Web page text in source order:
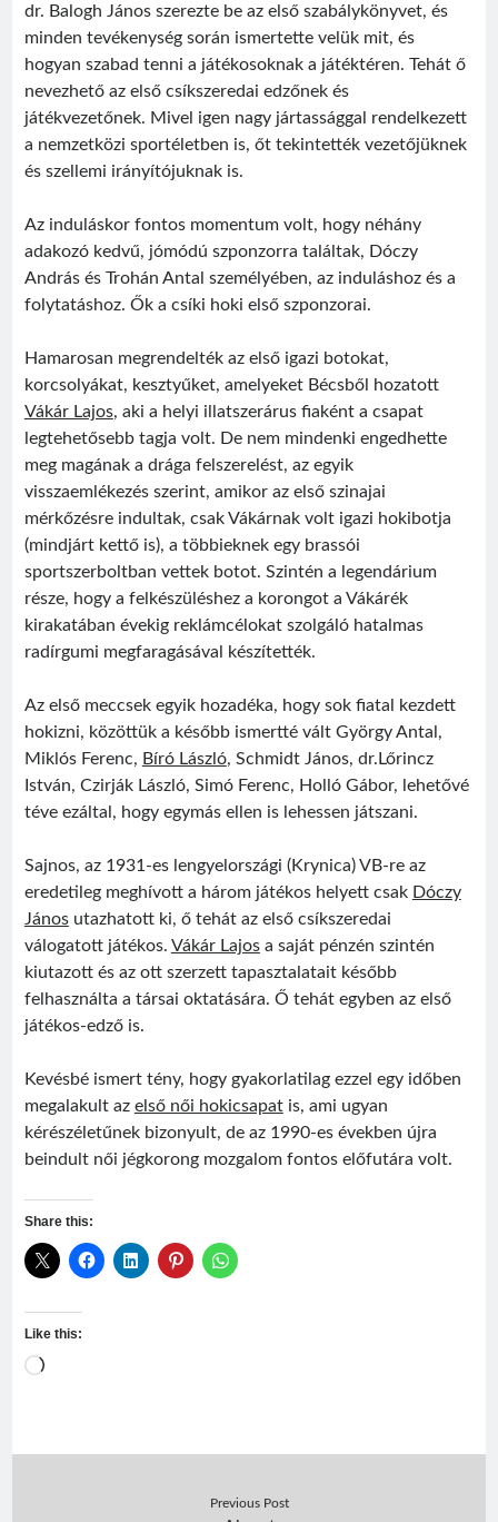
dr. Balogh János szerezte be az első szabálykönyvet, és
minden tevékenység során ismertette velük mit, és
hogyan szabad tenni a játékosoknak a játéktéren. Tehát ő
nevezhető az első csíkszeredai edzőnek és
játékvezetőnek. Mivel igen nagy jártassággal rendelkezett
a nemzetközi sportéletben is, őt tekintették vezetőjüknek
és szellemi irányítójuknak is.
Az induláskor fontos momentum volt, hogy néhány
adakozó kedvű, jómódú szponzorra találtak, Dóczy
András és Trohán Antal személyében, az induláshoz és a
folytatáshoz. Ők a csíki hoki első szponzorai.
Hamarosan megrendelték az első igazi botokat,
korcsolyákat, kesztyűket, amelyeket Bécsből hozatott
Vákár Lajos, aki a helyi illatszerárus fiaként a csapat
legtehetősebb tagja volt. De nem mindenki engedhette
meg magának a drága felszerelést, az egyik
visszaemlékezés szerint, amikor az első szinajai
mérkőzésre indultak, csak Vákárnak volt igazi hokibotja
(mindjárt kettő is), a többieknek egy brassói
sportszerboltban vettek botot. Szintén a legendárium
része, hogy a felkészüléshez a korongot a Vákárék
kirakatában évekig reklámcélokat szolgáló hatalmas
radírgumi megfaragásával készítették.
Az első meccsek egyik hozadéka, hogy sok fiatal kezdett
hokizni, közöttük a később ismertté vált György Antal,
Miklós Ferenc, Bíró László, Schmidt János, dr.Lőrincz
István, Czirják László, Simó Ferenc, Holló Gábor, lehetővé
téve ezáltal, hogy egymás ellen is lehessen játszani.
Sajnos, az 1931-es lengyelországi (Krynica) VB-re az
eredetileg meghívott a három játékos helyett csak Dóczy
Jánosutazhatott ki, ő tehát az első csíkszeredai
válogatott játékos. Vákár Lajosa saját pénzén szintén
kiutazott és az ott szerzett tapasztalatait később
felhasználta a társai oktatására. Ő tehát egyben az első
játékos-edző is.
Kevésbé ismert tény, hogy gyakorlatilag ezzel egy időben
megalakult az első női hokicsapatis, ami ugyan
kérészéletűnek bizonyult, de az 1990-es években újra
beindult női jégkorong mozgalom fontos előfutára volt.
Share this:
Like this:
Loading…
Previous Post